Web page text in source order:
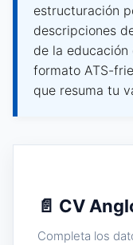
estructuración
descripciones
de la educación
formato ATS-
que resuma tu
📄 CV
Completa los